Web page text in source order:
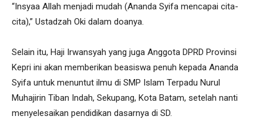
“Insyaa Allah menjadi mudah (Ananda Syifa mencapai cita-
cita),” Ustadzah Oki dalam doanya.
Selain itu, Haji Irwansyah yang juga Anggota DPRD Provinsi
Kepri ini akan memberikan beasiswa penuh kepada Ananda
Syifa untuk menuntut ilmu di SMP Islam Terpadu Nurul
Muhajirin Tiban Indah, Sekupang, Kota Batam, setelah nanti
menyelesaikan pendidikan dasarnya di SD.